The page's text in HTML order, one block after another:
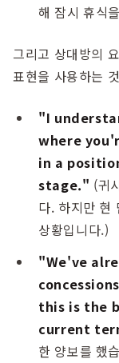
해 잠시 휴식
그리고 상대방의
표현을 사용하는
"I
where
in a
stage." (귀
다. 하지만 현
상황입니다.)
"We've
this is the
current
한 양보를 했